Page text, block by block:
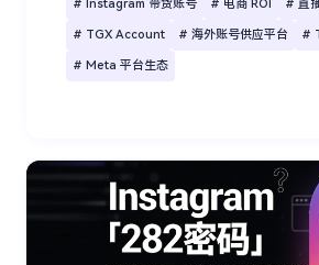
# Instagram 带货账号 # 电商 ROI # 直
# TGX Account # 海外账号供应平台 #
# Meta 平台生态